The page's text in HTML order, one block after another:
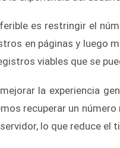
es restringir el
en páginas y luego
viables que se
la experiencia
recuperar un
lo que reduce el